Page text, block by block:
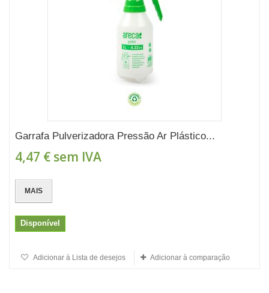
Garrafa Pulverizadora Pressão Ar Plástico...
4,47 € sem IVA
MAIS
Disponível
Adicionar à Lista de desejos Adicionar à comparação